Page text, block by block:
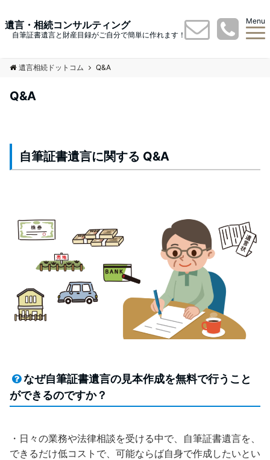
遺言・相続コンサルティング
自筆証書遺言と財産目録がご自分で簡単に作れます！
Menu
遺言相続ドットコム Q&A
Q&A
自筆証書遺言に関する Q&A
なぜ自筆証書遺言の見本作成を無料で行うこと
ができるのですか？
・日々の業務や法律相談を受ける中で、自筆証書遺言を、
できるだけ低コストで、可能ならば自身で作成したいとい